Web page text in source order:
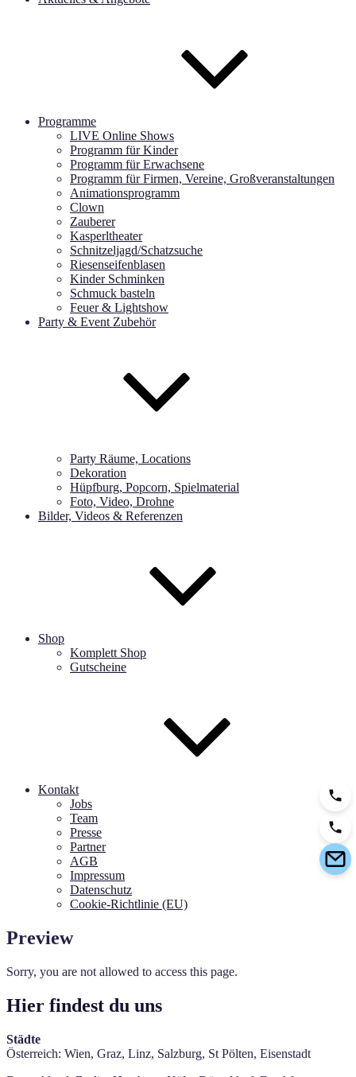
Programme
LIVE Online Shows
Programm für Kinder
Programm für Erwachsene
Programm für Firmen, Vereine, Großveranstaltungen
Animationsprogramm
Clown
Zauberer
Kasperltheater
Schnitzeljagd/Schatzsuche
Riesenseifenblasen
Kinder Schminken
Schmuck basteln
Feuer & Lightshow
Party & Event Zubehör
Party Räume, Locations
Dekoration
Hüpfburg, Popcorn, Spielmaterial
Foto, Video, Drohne
Bilder, Videos & Referenzen
Shop
Komplett Shop
Gutscheine
Kontakt
Jobs
Team
Presse
Partner
AGB
Impressum
Datenschutz
Cookie-Richtlinie (EU)
Preview
Sorry, you are not allowed to access this page.
Hier findest du uns
Städte
Österreich: Wien, Graz, Linz, Salzburg, St Pölten, Eisenstadt